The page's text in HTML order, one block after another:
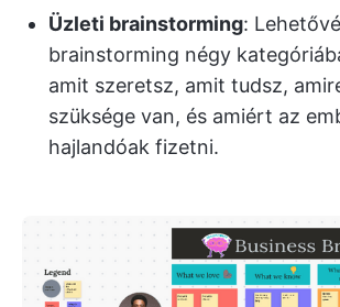
Üzleti brainstorming:
brainstorming négy
amit szeretsz, amit tudsz,
szüksége van, és amiért az
hajlandóak fizetni.